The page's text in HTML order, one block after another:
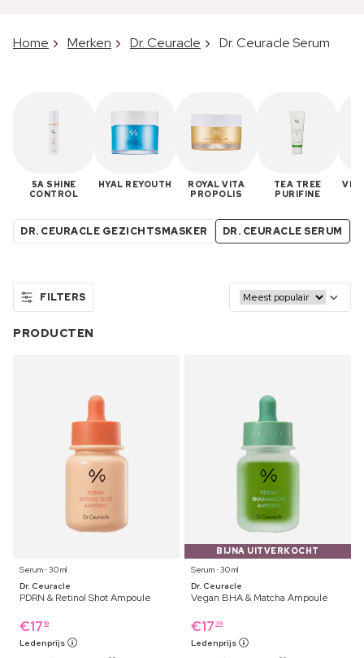
Home Merken Dr. Ceuracle Dr. Ceuracle Serum
5A SHINE
CONTROL
HYAL REYOUTH
ROYAL VITA
PROPOLIS
TEA TREE
PURIFINE
DR. CEURACLE GEZICHTSMASKER DR. CEURACLE SERUM
FILTERS
PRODUCTEN
Serum ⋅ 30 ml
Dr. Ceuracle
PDRN & Retinol Shot Ampoule
€17 19
Ledenprijs
BIJNA UITVERKOCHT
Serum ⋅ 30 ml
Dr. Ceuracle
Vegan BHA & Matcha Ampoule
€17 39
Ledenprijs